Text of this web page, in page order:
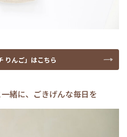
りんご」はこちら
緒に、ごきげんな毎日を